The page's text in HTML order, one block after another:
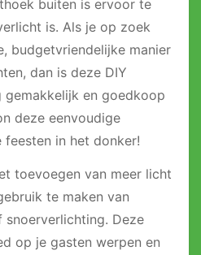
buiten is ervoor te
is. Als je op zoek
budgetvriendelijke manier
dan is deze DIY
en goedkoop
deze eenvoudige
in het donker!
toevoegen van meer licht
te maken van
snoerverlichting. Deze
op je gasten werpen en